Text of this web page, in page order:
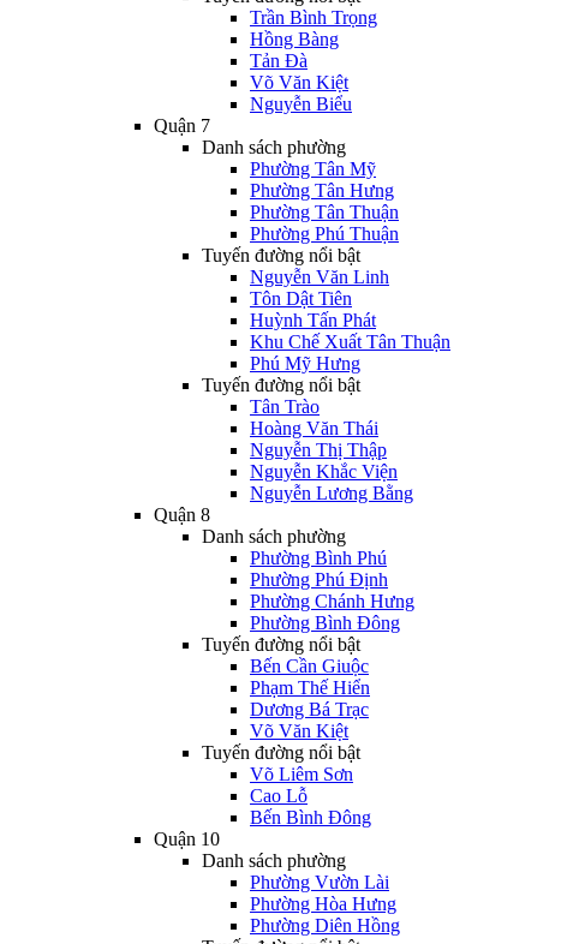
Trần Bình Trọng
Hồng Bàng
Tản Đà
Võ Văn Kiệt
Nguyễn Biểu
Quận 7
Danh sách phường
Phường Tân Mỹ
Phường Tân Hưng
Phường Tân Thuận
Phường Phú Thuận
Tuyến đường nổi bật
Nguyễn Văn Linh
Tôn Dật Tiên
Huỳnh Tấn Phát
Khu Chế Xuất Tân Thuận
Phú Mỹ Hưng
Tuyến đường nổi bật
Tân Trào
Hoàng Văn Thái
Nguyễn Thị Thập
Nguyễn Khắc Viện
Nguyễn Lương Bằng
Quận 8
Danh sách phường
Phường Bình Phú
Phường Phú Định
Phường Chánh Hưng
Phường Bình Đông
Tuyến đường nổi bật
Bến Cần Giuộc
Phạm Thế Hiển
Dương Bá Trạc
Võ Văn Kiệt
Tuyến đường nổi bật
Võ Liêm Sơn
Cao Lỗ
Bến Bình Đông
Quận 10
Danh sách phường
Phường Vườn Lài
Phường Hòa Hưng
Phường Diên Hồng